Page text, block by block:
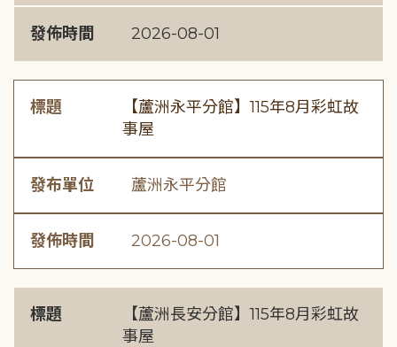
發佈時間 2026-08-01
標題
【蘆洲永平分館】115年8月彩虹故
事屋
發布單位 蘆洲永平分館
發佈時間 2026-08-01
標題
【蘆洲長安分館】115年8月彩虹故
事屋